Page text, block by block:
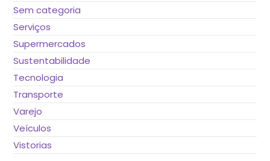
Sem categoria
Serviços
Supermercados
Sustentabilidade
Tecnologia
Transporte
Varejo
Veículos
Vistorias